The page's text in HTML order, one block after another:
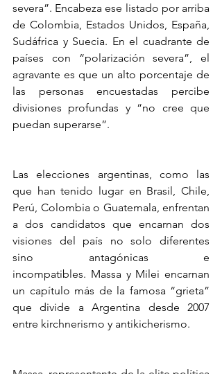
severa”. Encabeza ese listado por arriba
de Colombia, Estados Unidos, España,
Sudáfrica y Suecia. En el cuadrante de
países con “polarización severa”, el
agravante es que un alto porcentaje de
las personas encuestadas percibe
divisiones profundas y “no cree que
puedan superarse”.
Las elecciones argentinas, como las
que han tenido lugar en Brasil, Chile,
Perú, Colombia o Guatemala, enfrentan
a dos candidatos que encarnan dos
visiones del país no solo diferentes
sino antagónicas e
incompatibles. Massa y Milei encarnan
un capítulo más de la famosa “grieta”
que divide a Argentina desde 2007
entre kirchnerismo y antikicherismo.